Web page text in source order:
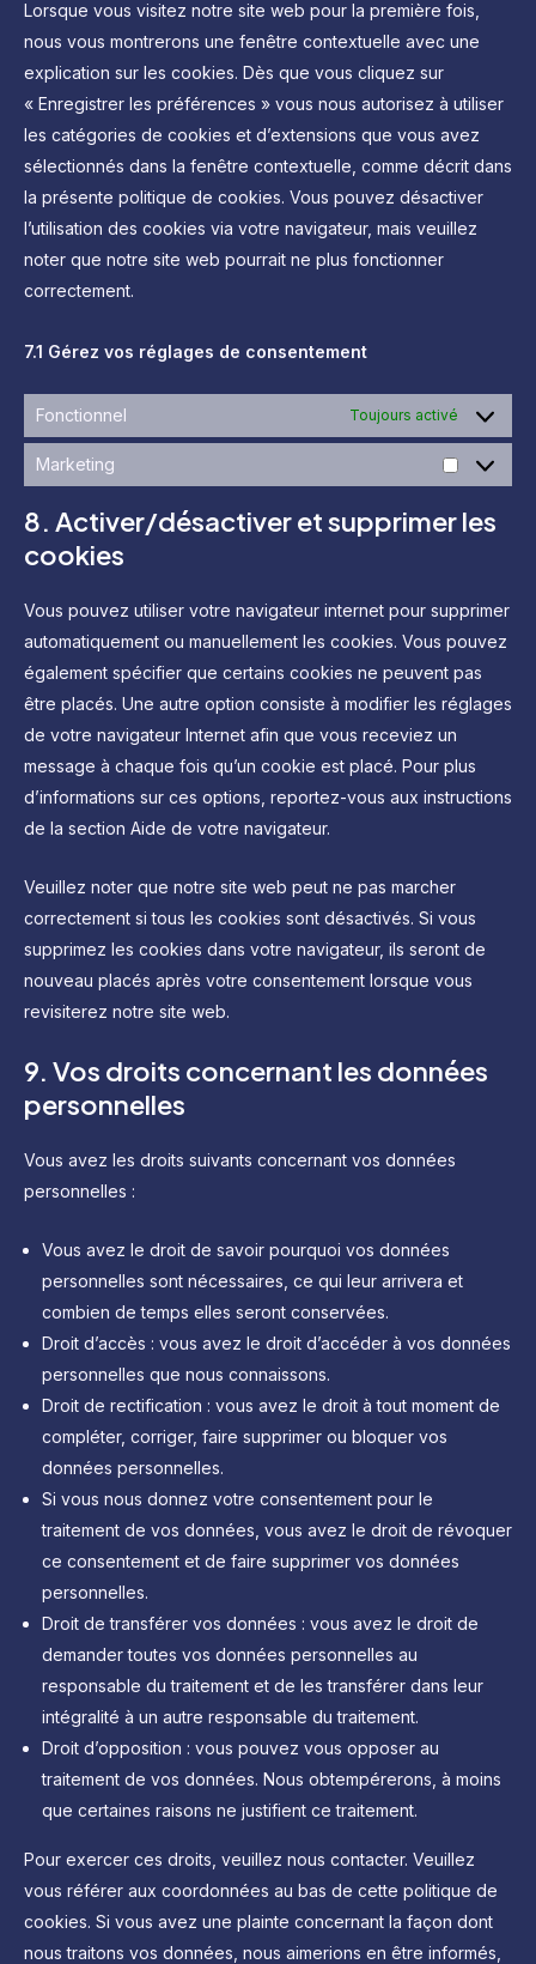
divers
Lorsque vous visitez notre site web pour la première fois,
nous vous montrerons une fenêtre contextuelle avec une
explication sur les cookies. Dès que vous cliquez sur
« Enregistrer les préférences » vous nous autorisez à utiliser
les catégories de cookies et d’extensions que vous avez
sélectionnés dans la fenêtre contextuelle, comme décrit dans
la présente politique de cookies. Vous pouvez désactiver
l’utilisation des cookies via votre navigateur, mais veuillez
noter que notre site web pourrait ne plus fonctionner
correctement.
7.1 Gérez vos réglages de consentement
Fonctionnel Toujours activé
Marketing
Marketing
8. Activer/désactiver et supprimer les
cookies
Vous pouvez utiliser votre navigateur internet pour supprimer
automatiquement ou manuellement les cookies. Vous pouvez
également spécifier que certains cookies ne peuvent pas
être placés. Une autre option consiste à modifier les réglages
de votre navigateur Internet afin que vous receviez un
message à chaque fois qu’un cookie est placé. Pour plus
d’informations sur ces options, reportez-vous aux instructions
de la section Aide de votre navigateur.
Veuillez noter que notre site web peut ne pas marcher
correctement si tous les cookies sont désactivés. Si vous
supprimez les cookies dans votre navigateur, ils seront de
nouveau placés après votre consentement lorsque vous
revisiterez notre site web.
9. Vos droits concernant les données
personnelles
Vous avez les droits suivants concernant vos données
personnelles :
Vous avez le droit de savoir pourquoi vos données
personnelles sont nécessaires, ce qui leur arrivera et
combien de temps elles seront conservées.
Droit d’accès : vous avez le droit d’accéder à vos données
personnelles que nous connaissons.
Droit de rectification : vous avez le droit à tout moment de
compléter, corriger, faire supprimer ou bloquer vos
données personnelles.
Si vous nous donnez votre consentement pour le
traitement de vos données, vous avez le droit de révoquer
ce consentement et de faire supprimer vos données
personnelles.
Droit de transférer vos données : vous avez le droit de
demander toutes vos données personnelles au
responsable du traitement et de les transférer dans leur
intégralité à un autre responsable du traitement.
Droit d’opposition : vous pouvez vous opposer au
traitement de vos données. Nous obtempérerons, à moins
que certaines raisons ne justifient ce traitement.
Pour exercer ces droits, veuillez nous contacter. Veuillez
vous référer aux coordonnées au bas de cette politique de
cookies. Si vous avez une plainte concernant la façon dont
nous traitons vos données, nous aimerions en être informés,